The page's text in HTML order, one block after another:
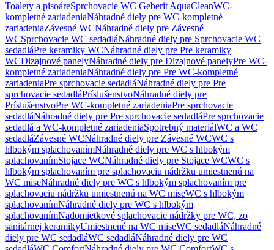
Toalety a pisoáreSprchovacie WC Geberit AquaCleanWC-
kompletné zariadeniaNáhradné diely pre WC-kompletné
zariadeniaZávesné WCNáhradné diely pre Závesné
WCSprchovacie WC sedadláNáhradné diely pre Sprchovacie WC
sedadláPre keramiky WCNáhradné diely pre Pre keramiky
WCDizajnové panelyNáhradné diely pre Dizajnové panelyPre WC-
kompletné zariadeniaNáhradné diely pre Pre WC-kompletné
zariadeniaPre sprchovacie sedadláNáhradné diely pre Pre
sprchovacie sedadláPríslušenstvoNáhradné diely pre
PríslušenstvoPre WC-kompletné zariadeniaPre sprchovacie
sedadláNáhradné diely pre Pre sprchovacie sedadláPre sprchovacie
sedadlá a WC-kompletné zariadeniaSpotrebný materiálWC a WC
sedadláZávesné WCNáhradné diely pre Závesné WCWC s
hlbokým splachovanímNáhradné diely pre WC s hlbokým
splachovanímStojace WCNáhradné diely pre Stojace WCWC s
hlbokým splachovaním pre splachovaciu nádržku umiestnenú na
WC miseNáhradné diely pre WC s hlbokým splachovaním pre
splachovaciu nádržku umiestnenú na WC miseWC s hlbokým
splachovanímNáhradné diely pre WC s hlbokým
splachovanímNadomietkové splachovacie nádržky pre WC, zo
sanitárnej keramikyUmiestnené na WC miseWC sedadláNáhradné
diely pre WC sedadláWC sedadláNáhradné diely pre WC